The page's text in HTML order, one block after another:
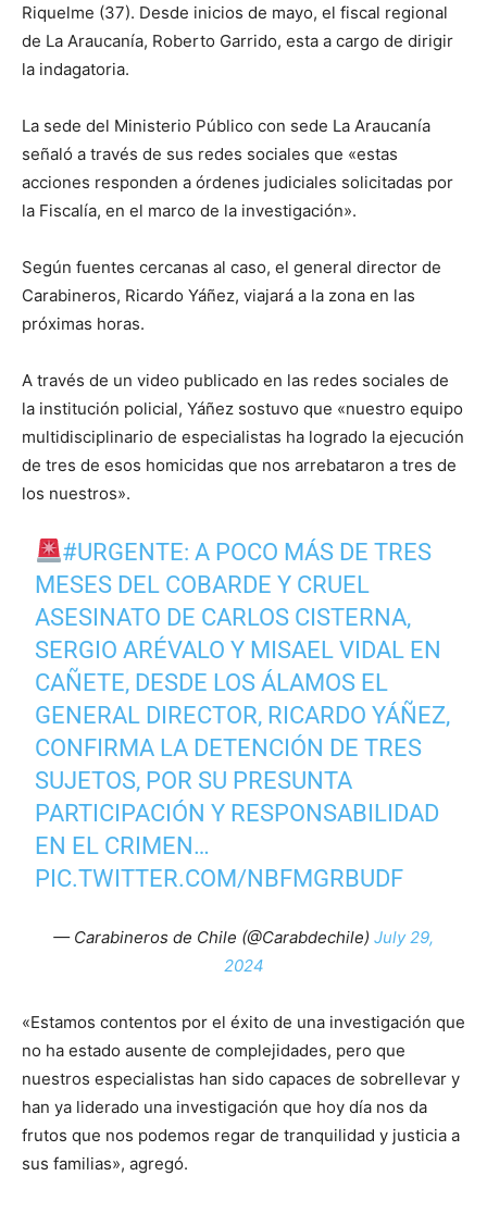
Riquelme (37). Desde inicios de mayo, el fiscal regional
de La Araucanía, Roberto Garrido, esta a cargo de dirigir
la indagatoria.
La sede del Ministerio Público con sede La Araucanía
señaló a través de sus redes sociales que «estas
acciones responden a órdenes judiciales solicitadas por
la Fiscalía, en el marco de la investigación».
Según fuentes cercanas al caso, el general director de
Carabineros, Ricardo Yáñez, viajará a la zona en las
próximas horas.
A través de un video publicado en las redes sociales de
la institución policial, Yáñez sostuvo que «nuestro equipo
multidisciplinario de especialistas ha logrado la ejecución
de tres de esos homicidas que nos arrebataron a tres de
los nuestros».
#URGENTE: A POCO MÁS DE TRES
MESES DEL COBARDE Y CRUEL
ASESINATO DE CARLOS CISTERNA,
SERGIO ARÉVALO Y MISAEL VIDAL EN
CAÑETE, DESDE LOS ÁLAMOS EL
GENERAL DIRECTOR, RICARDO YÁÑEZ,
CONFIRMA LA DETENCIÓN DE TRES
SUJETOS, POR SU PRESUNTA
PARTICIPACIÓN Y RESPONSABILIDAD
EN EL CRIMEN…
PIC.TWITTER.COM/NBFMGRBUDF
— Carabineros de Chile (@Carabdechile) July 29,
2024
«Estamos contentos por el éxito de una investigación que
no ha estado ausente de complejidades, pero que
nuestros especialistas han sido capaces de sobrellevar y
han ya liderado una investigación que hoy día nos da
frutos que nos podemos regar de tranquilidad y justicia a
sus familias», agregó.